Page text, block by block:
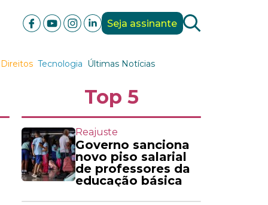
Seja assinante
Tecnologia Últimas Notícias
Top 5
Reajuste
Governo sanciona
novo piso salarial
de professores da
educação básica